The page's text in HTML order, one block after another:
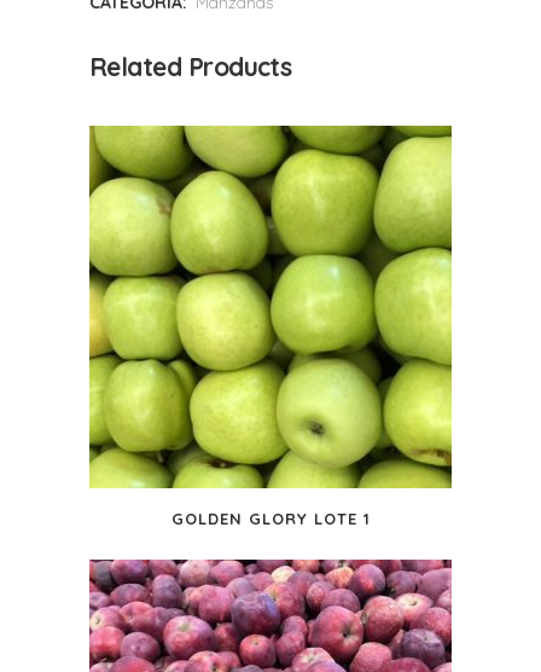
Related Products
GOLDEN GLORY LOTE 1